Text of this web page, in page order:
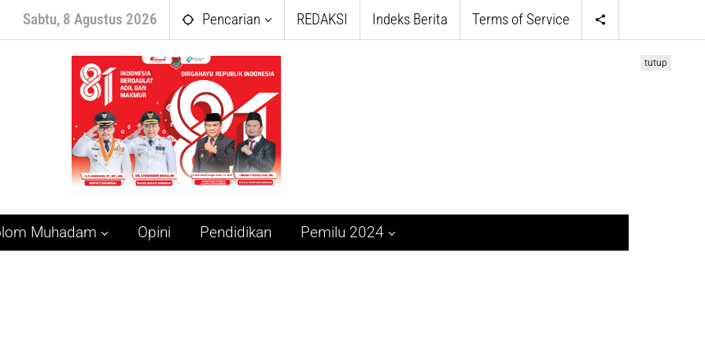
Sabtu, 8 Agustus 2026 Pencarian REDAKSI Indeks Berita Terms of Service
Muhadam Opini Pendidikan Pemilu 2024
tutup